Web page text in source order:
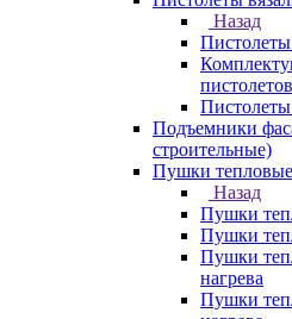
Назад
пистолетов
Подъемники
строительные)
Пушки тепловые
Назад
Пушки
Пушки
Пушки
нагрева
Пушки